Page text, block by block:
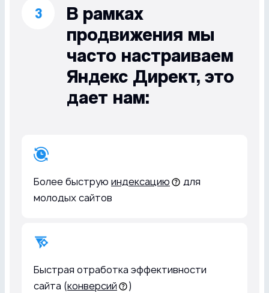
В рамках
продвижения мы
часто настраиваем
Яндекс Директ, это
дает нам:
Более быструю индексацию
для
молодых сайтов
Быстрая отработка эффективности
сайта (конверсий )